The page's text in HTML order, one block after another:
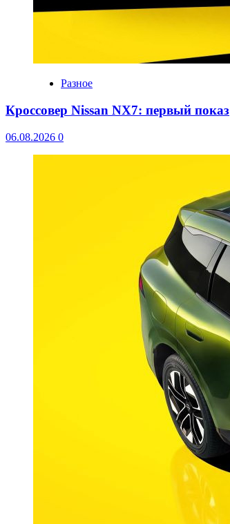
Разное
Кроссовер Nissan NX7: первый показ
06.08.2026 0